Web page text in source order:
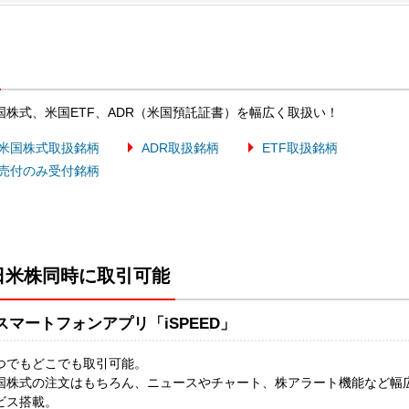
株式、米国ETF、ADR（米国預託証書）を幅広く取扱い！
国株式取扱銘柄 ADR取扱銘柄
ETF取扱銘柄
付のみ受付銘柄
株同時に取引可能
マートフォンアプリ「iSPEED」
でもどこでも取引可能。
株式の注文はもちろん、ニュースやチャート、株アラート機能など幅
ス搭載。